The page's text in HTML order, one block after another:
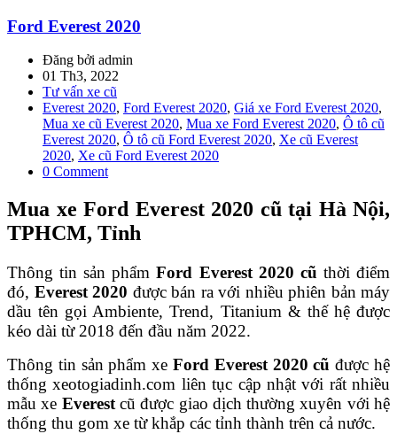
Ford Everest 2020
Đăng bởi admin
01 Th3, 2022
Tư vấn xe cũ
Everest 2020, Ford Everest 2020, Giá xe Ford Everest 2020,
Mua xe cũ Everest 2020, Mua xe Ford Everest 2020, Ô tô cũ
Everest 2020, Ô tô cũ Ford Everest 2020, Xe cũ Everest
2020, Xe cũ Ford Everest 2020
0 Comment
Mua xe Ford Everest 2020 cũ tại Hà Nội,
TPHCM, Tỉnh
Thông tin sản phẩmFord Everest 2020 cũ thời điểm
đó, Everest2020 được bán ra với nhiều phiên bản máy
dầu tên gọi Ambiente, Trend, Titanium & thế hệ được
kéo dài từ 2018 đến đầu năm 2022.
Thông tin sản phẩm xe Ford Everest2020 cũ được hệ
thống xeotogiadinh.com liên tục cập nhật với rất nhiều
mẫu xe Everest cũ được giao dịch thường xuyên với hệ
thống thu gom xe từ khắp các tỉnh thành trên cả nước.